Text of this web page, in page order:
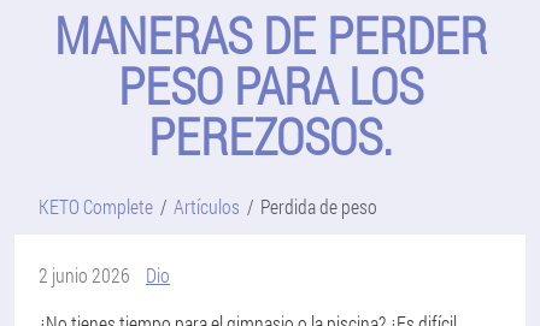
MANERAS DE PERDER
PESO PARA LOS
PEREZOSOS.
KETO Complete Artículos Perdida de peso
2 junio 2026
Dio